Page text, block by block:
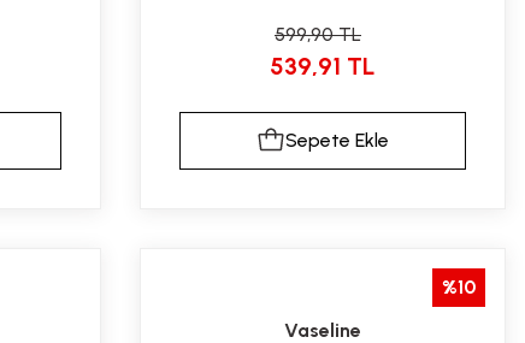
599,90 TL
539,91 TL
Sepete Ekle
%10
Vaseline